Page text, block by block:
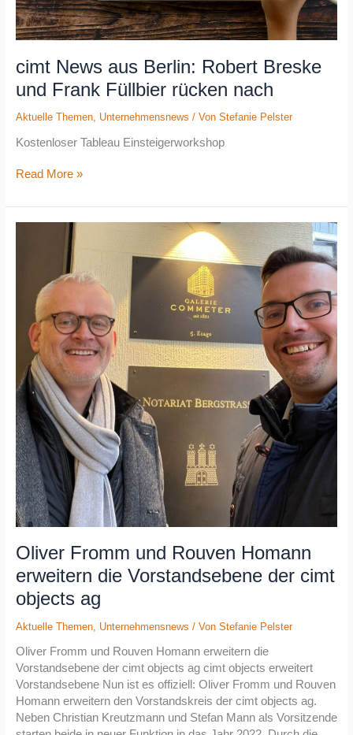
cimt News aus Berlin: Robert Breske
und Frank Füllbier rücken nach
Aktuelle Themen, Unternehmensnews / Von Stefanie Pelster
Kostenloser Tableau Einsteigerworkshop
Read More »
Oliver Fromm und Rouven Homann
erweitern die Vorstandsebene der cimt
objects ag
Aktuelle Themen, Unternehmensnews / Von Stefanie Pelster
Oliver Fromm und Rouven Homann erweitern die
Vorstandsebene der cimt objects ag cimt objects erweitert
Vorstandsebene Nun ist es offiziell: Oliver Fromm und Rouven
Homann erweitern den Vorstandskreis der cimt objects ag.
Neben Christian Kreutzmann und Stefan Mann als Vorsitzende
Rouven
Homann
erweitern
die
Vorstandsebene
cimt
objects
ag